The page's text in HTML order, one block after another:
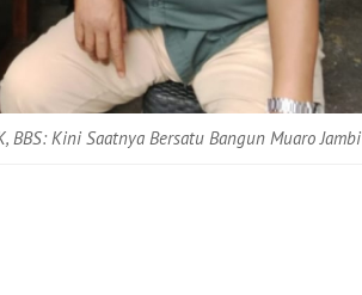
BBS: Kini Saatnya Bersatu Bangun Muaro Jambi